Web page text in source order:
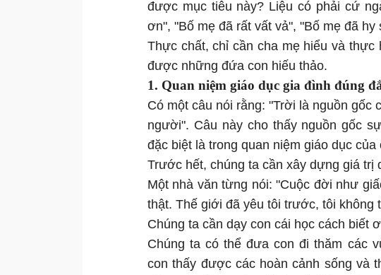
được mục tiêu này? Liệu có phải cứ
ơn", "Bố mẹ đã rất vất vả", "Bố mẹ đã hy
Thực chất, chỉ cần cha mẹ hiểu và
được những đứa con hiếu thảo.
1. Quan niệm giáo dục gia đình đúng
Có một câu nói rằng: "Trời là nguồn gốc
người". Câu này cho thấy nguồn gốc
đặc biệt là trong quan niệm giáo dục của
Trước hết, chúng ta cần xây dựng giá trị
Một nhà văn từng nói: "Cuộc đời như
thật. Thế giới đã yêu tôi trước, tôi không
Chúng ta cần dạy con cái học cách biết
Chúng ta có thể đưa con đi thăm các
con thấy được các hoàn cảnh sống và